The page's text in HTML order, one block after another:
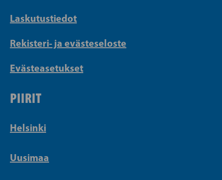
Laskutustiedot
Rekisteri- ja evästeseloste
Evästeasetukset
PIIRIT
Helsinki
Uusimaa